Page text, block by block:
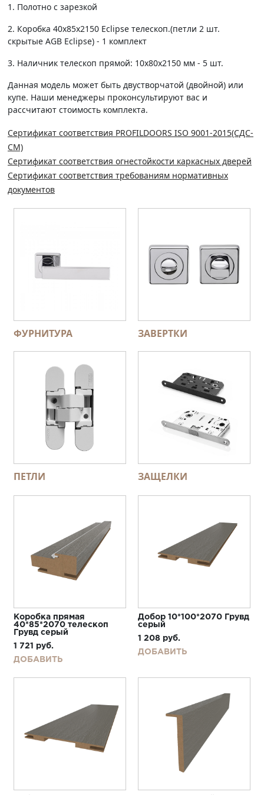
1. Полотно c зарезкой
2. Коробка 40х85х2150 Eclipse телескоп.(петли 2 шт.
скрытые AGB Eclipse) - 1 комплект
3. Наличник телескоп прямой: 10х80х2150 мм - 5 шт.
Данная модель может быть двустворчатой (двойной) или
купе. Наши менеджеры проконсультируют вас и
рассчитают стоимость комплекта.
Сертификат соответствия PROFILDOORS ISO 9001-2015(СДС-
СМ)
Сертификат соответствия огнестойкости каркасных дверей
Сертификат соответствия требованиям нормативных
документов
ФУРНИТУРА ЗАВЕРТКИ
ПЕТЛИ ЗАЩЕЛКИ
Коробка прямая
40*85*2070 телескоп
Грувд серый
1 721
руб.
ДОБАВИТЬ
Добор 10*100*2070 Грувд
серый
1 208 руб.
ДОБАВИТЬ